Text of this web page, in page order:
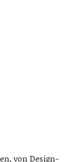
von Design-